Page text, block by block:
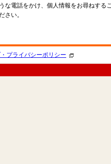
な電話をかけ、個人情報をお尋ねする
さい。
プライバシーポリシー